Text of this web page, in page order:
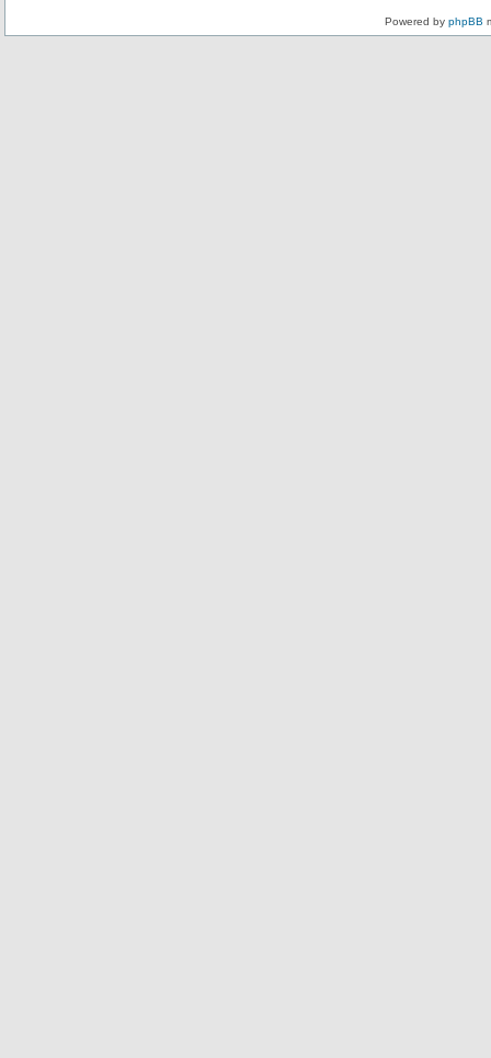
Powered by phpBB